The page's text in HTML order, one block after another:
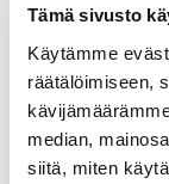
Tämä sivusto
Käytämme
räätälöimiseen,
median,
siitä, miten
määrittely
ketterässä